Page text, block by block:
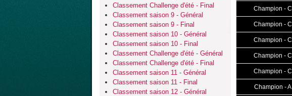
Classement Challenge d'été - Final
Classement saison 9 - Général
Classement saison 9 - Final
Classement saison 10 - Général
Classement saison 10 - Final
Classement Challenge d'été - Général
Classement Challenge d'été - Final
Classement saison 11 - Général
Classement saison 11 - Final
Classement saison 12 - Général
Champion - C
Champion - C
Champion - C
Champion - C
Champion - C
Champion - A